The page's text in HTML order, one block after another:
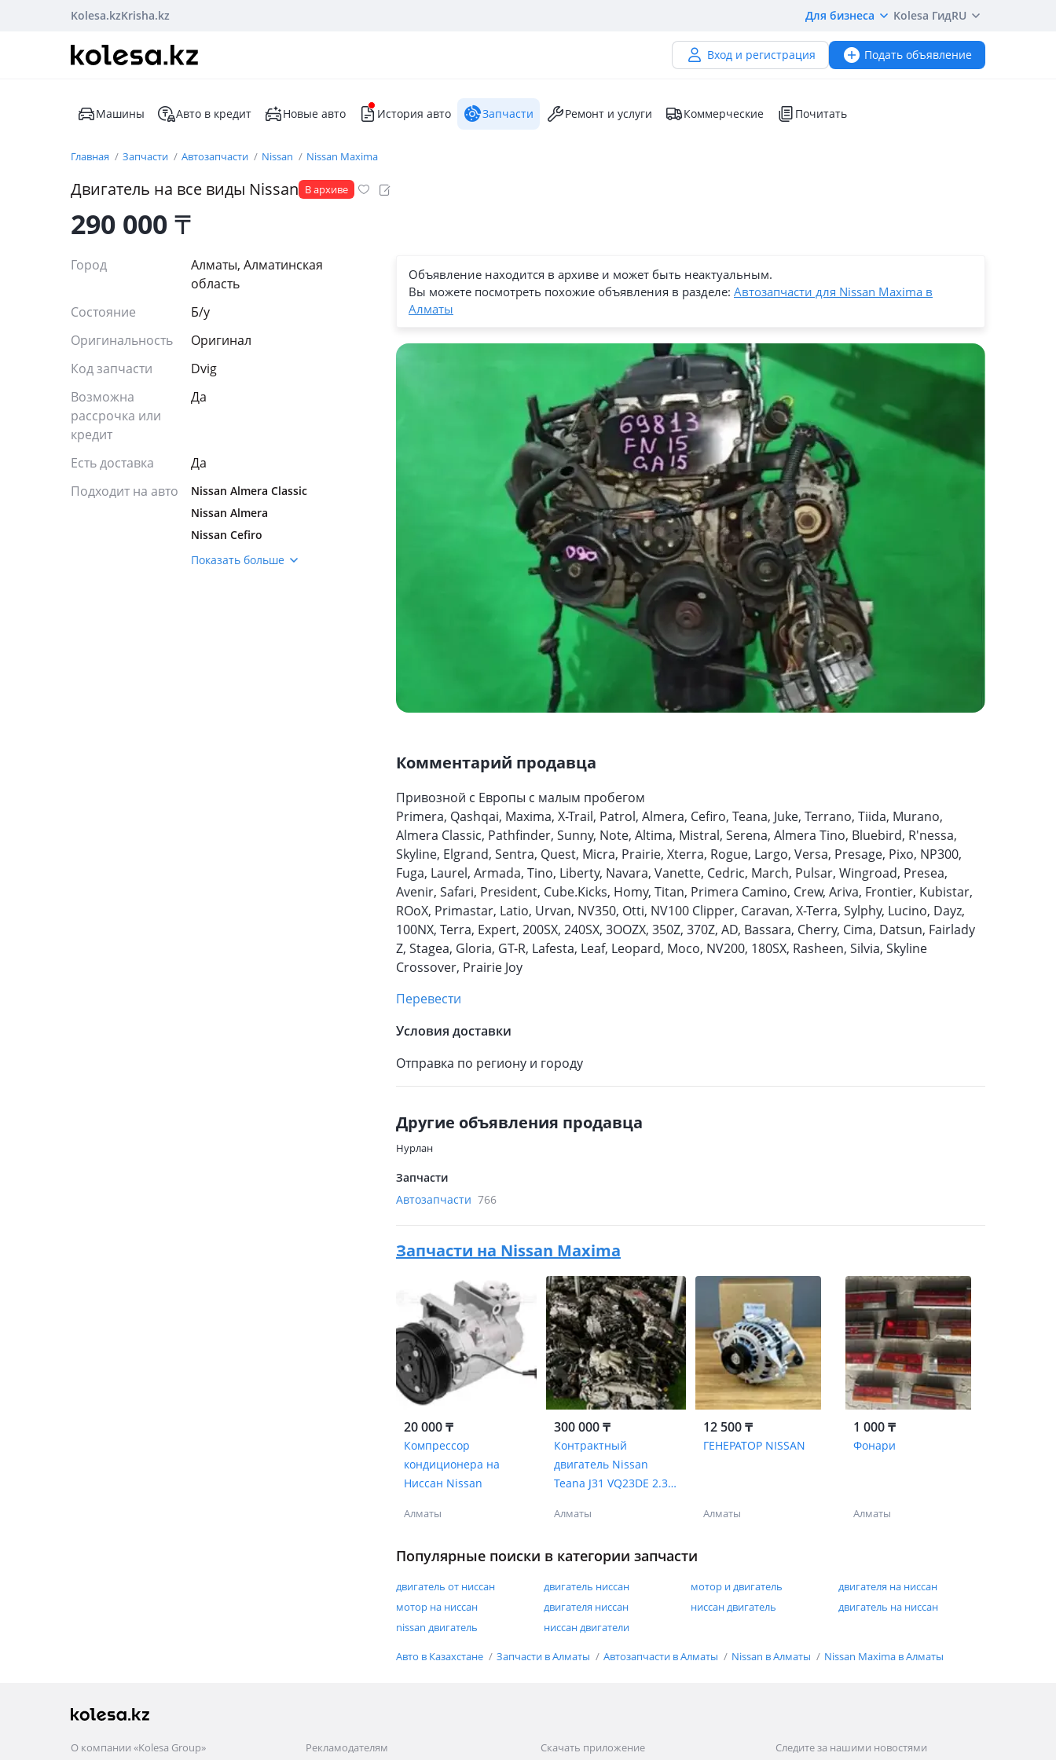
Kolesa.kzKrisha.kz Для бизнеса Kolesa ГидRU
Вход и регистрация Подать объявление
Машины Авто в кредит Новые авто История авто Запчасти Ремонт и услуги Коммерческие Почитать
Главная Запчасти Автозапчасти Nissan Nissan Maxima
Двигатель на все виды Nissan В архиве
290 000₸
Город
Алматы, Алматинская
область
Состояние
Б/y
Оригинальность
Оригинал
Код запчасти
Dvig
Возможна
рассрочка или
кредит
Да
Есть доставка
Да
Подходит на авто
Nissan Almera Classic
Nissan Almera
Nissan Cefiro
Nissan Fuga
Показать больше
Объявление находится в архиве и может быть неактуальным.
Вы можете посмотреть похожие объявления в разделе: Автозапчасти для Nissan Maxima в
Алматы
Комментарий продавца
Привозной с Европы с малым пробегом
Primera, Qashqai, Maxima, X-Trail, Patrol, Almera, Cefiro, Teana, Juke, Terrano, Tiida, Murano,
Almera Classic, Pathfinder, Sunny, Note, Altima, Mistral, Serena, Almera Tino, Bluebird, R'nessa,
Skyline, Elgrand, Sentra, Quest, Micra, Prairie, Xterra, Rogue, Largo, Versa, Presage, Pixo, NP300,
Fuga, Laurel, Armada, Tino, Liberty, Navara, Vanette, Cedric, March, Pulsar, Wingroad, Presea,
Avenir, Safari, President, Cube.Kicks, Homy, Titan, Primera Camino, Crew, Ariva, Frontier, Kubistar,
ROoX, Primastar, Latio, Urvan, NV350, Otti, NV100 Clipper, Caravan, X-Terra, Sylphy, Lucino, Dayz,
100NX, Terra, Expert, 200SX, 240SX, 3OOZX, 350Z, 370Z, AD, Bassara, Cherry, Cima, Datsun, Fairlady
Z, Stagea, Gloria, GT-R, Lafesta, Leaf, Leopard, Moco, NV200, 180SX, Rasheen, Silvia, Skyline
Crossover, Prairie Joy
Перевести
Условия доставки
Отправка по региону и городу
Другие объявления продавца
Нурлан
Запчасти
Автозапчасти 766
Запчасти на Nissan Maxima
20 000 ₸
Компрессор
кондиционера на
Ниссан Nissan
Алматы
300 000 ₸
Контрактный
двигатель Nissan
Teana J31 VQ23DE 2.3
Алматы
12 500 ₸
ГЕНЕРАТОР NISSAN
Алматы
1 000 ₸
Фонари
Алматы
Популярные поиски в категории запчасти
двигатель от ниссан двигатель ниссан мотор и двигатель
двигателя на ниссан
мотор на ниссан
двигателя ниссан ниссан двигатель
двигатель на ниссан
nissan двигатель
ниссан двигатели
Авто в Казахстане Запчасти в Алматы Автозапчасти в Алматы Nissan в Алматы Nissan Maxima в Алматы
О компании «Kolesa Group» Рекламодателям Скачать приложение Следите за нашими новостями